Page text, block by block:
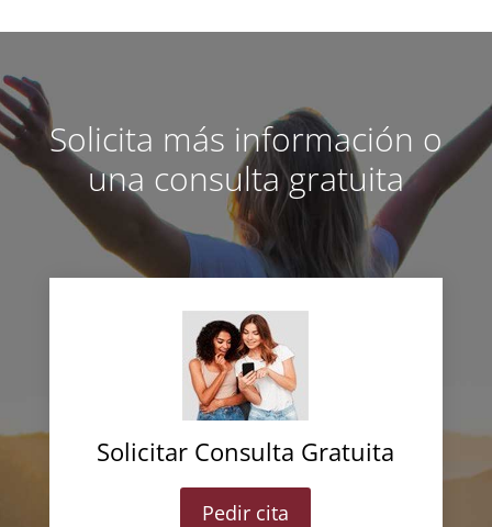
Solicita más información o
una consulta gratuita
Solicitar Consulta Gratuita
Pedir cita